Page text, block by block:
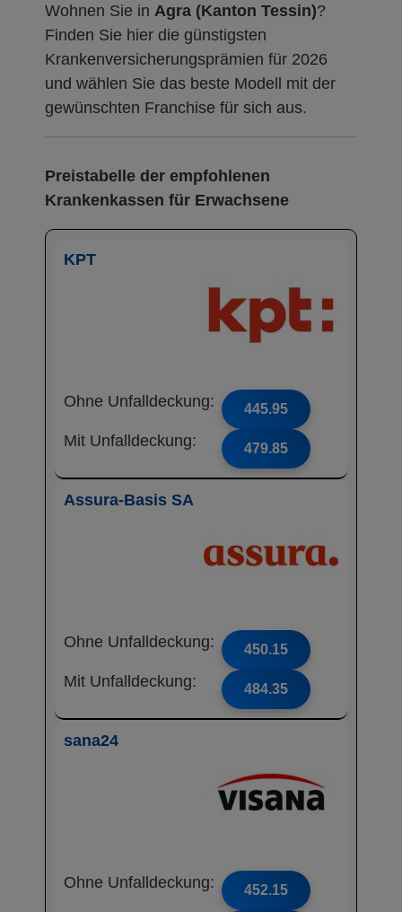
Wohnen Sie in Agra (Kanton Tessin)?
Finden Sie hier die günstigsten
Krankenversicherungsprämien für 2026
und wählen Sie das beste Modell mit der
gewünschten Franchise für sich aus.
Preistabelle der empfohlenen
Krankenkassen für Erwachsene
KPT
Ohne Unfalldeckung: 445.95
Mit Unfalldeckung: 479.85
Assura-Basis SA
Ohne Unfalldeckung: 450.15
Mit Unfalldeckung: 484.35
sana24
Ohne Unfalldeckung: 452.15